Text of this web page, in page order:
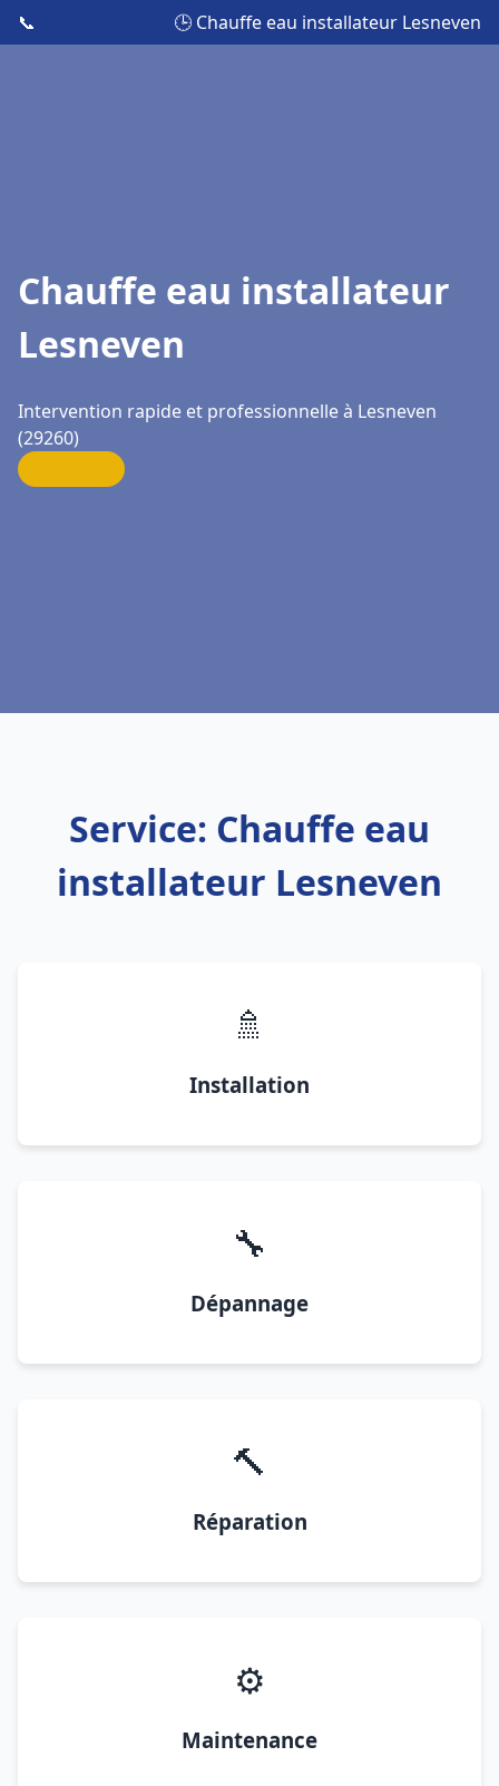
📞 🕒 Chauffe eau installateur Lesneven
Chauffe eau installateur
Lesneven
Intervention rapide et professionnelle à Lesneven
(29260)
Service: Chauffe eau
installateur Lesneven
🚿
Installation
🔧
Dépannage
🔨
Réparation
⚙️
Maintenance